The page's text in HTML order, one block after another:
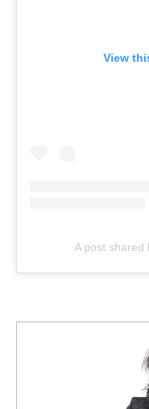
View
A post shared